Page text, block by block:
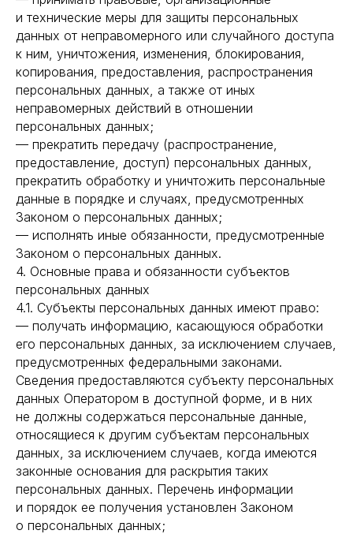
и технические меры для защиты персональных
данных от неправомерного или случайного доступа
к ним, уничтожения, изменения, блокирования,
копирования, предоставления, распространения
персональных данных, а также от иных
неправомерных действий в отношении
персональных данных;
— прекратить передачу (распространение,
предоставление, доступ) персональных данных,
прекратить обработку и уничтожить персональные
данные в порядке и случаях, предусмотренных
Законом о персональных данных;
— исполнять иные обязанности, предусмотренные
Законом о персональных данных.
4. Основные права и обязанности субъектов
персональных данных
4.1. Субъекты персональных данных имеют право:
— получать информацию, касающуюся обработки
его персональных данных, за исключением случаев,
предусмотренных федеральными законами.
Сведения предоставляются субъекту персональных
данных Оператором в доступной форме, и в них
не должны содержаться персональные данные,
относящиеся к другим субъектам персональных
данных, за исключением случаев, когда имеются
законные основания для раскрытия таких
персональных данных. Перечень информации
и порядок ее получения установлен Законом
о персональных данных;